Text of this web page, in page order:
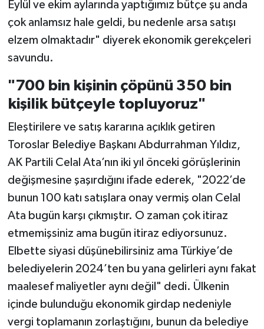
Eylül ve ekim aylarında yaptığımız bütçe şu anda
çok anlamsız hale geldi, bu nedenle arsa satışı
elzem olmaktadır" diyerek ekonomik gerekçeleri
savundu.
"700 bin kişinin çöpünü 350 bin
kişilik bütçeyle topluyoruz"
Eleştirilere ve satış kararına açıklık getiren
Toroslar Belediye Başkanı Abdurrahman Yıldız,
AK Partili Celal Ata’nın iki yıl önceki görüşlerinin
değişmesine şaşırdığını ifade ederek, "2022’de
bunun 100 katı satışlara onay vermiş olan Celal
Ata bugün karşı çıkmıştır. O zaman çok itiraz
etmemişsiniz ama bugün itiraz ediyorsunuz.
Elbette siyasi düşünebilirsiniz ama Türkiye’de
belediyelerin 2024’ten bu yana gelirleri aynı fakat
maalesef maliyetler aynı değil" dedi. Ülkenin
içinde bulunduğu ekonomik girdap nedeniyle
vergi toplamanın zorlaştığını, bunun da belediye